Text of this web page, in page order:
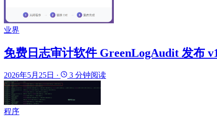
业界
免费日志审计软件 GreenLogAudit 发布
2026年5月25日 · 3 分钟阅读
程序